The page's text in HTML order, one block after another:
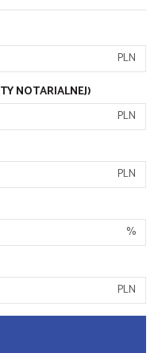
PLN
NOTARIALNEJ)
PLN
PLN
%
PLN